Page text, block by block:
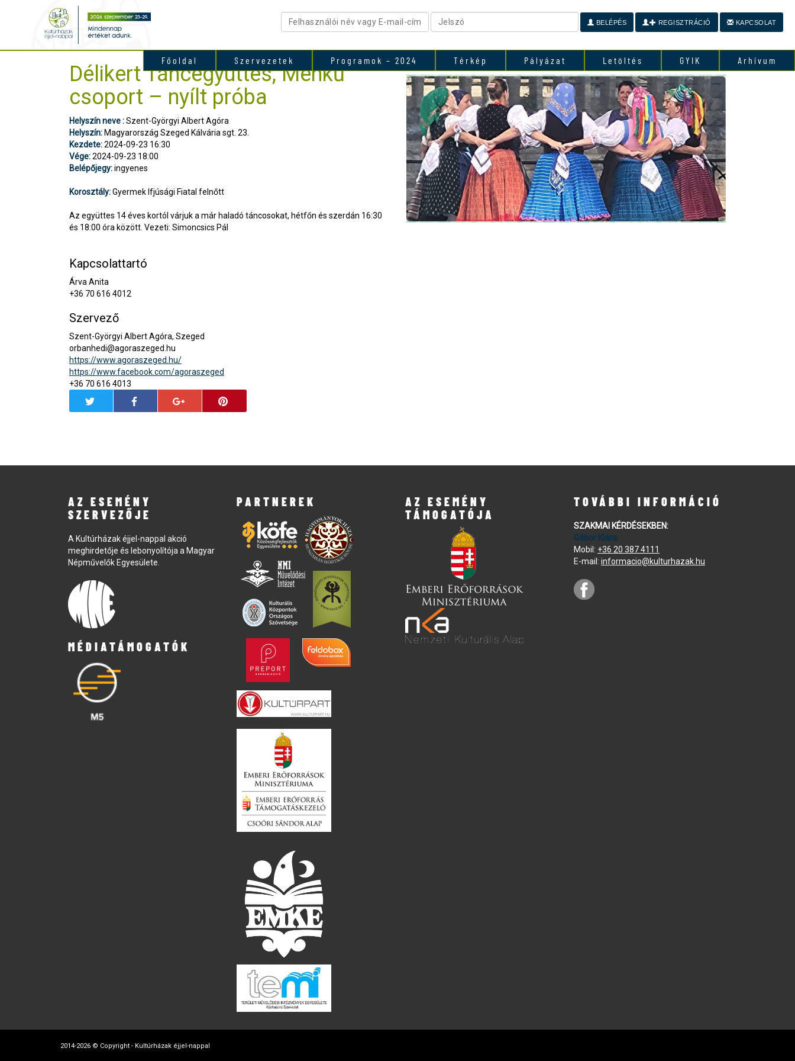
Főoldal Szervezetek Programok – 2024 Térkép Pályázat Letöltés GYIK Arhívum
BELÉPÉS REGISZTRÁCIÓ KAPCSOLAT
Délikert Táncegyüttes, Ménkű
csoport – nyílt próba
Helyszín neve :Szent-Györgyi Albert Agóra
Helyszín: Magyarország Szeged Kálvária sgt. 23.
Kezdete:2024-09-23 16:30
Vége:2024-09-23 18:00
Belépőjegy:ingyenes
Korosztály:Gyermek Ifjúsági Fiatal felnőtt
Az együttes 14 éves kortól várjuk a már haladó táncosokat, hétfőn és szerdán 16:30
és 18:00 óra között. Vezeti: Simoncsics Pál
Kapcsolattartó
Árva Anita
+36 70 616 4012
Szervező
Szent-Györgyi Albert Agóra, Szeged
orbanhedi@agoraszeged.hu
https://www.agoraszeged.hu/
https://www.facebook.com/agoraszeged
+36 70 616 4013
AZ ESEMÉNY
SZERVEZŐJE
A Kultúrházak éjjel-nappal akció
meghirdetője és lebonyolítója a Magyar
Népművelők Egyesülete.
MÉDIATÁMOGATÓK
PARTNEREK
AZ ESEMÉNY
TÁMOGATÓJA
TOVÁBBI INFORMÁCIÓ
SZAKMAI KÉRDÉSEKBEN:
Gábor Klára
Mobil: +36 20 387 4111
E-mail: informacio@kulturhazak.hu
2014-2026 © Copyright - Kultúrházak éjjel-nappal